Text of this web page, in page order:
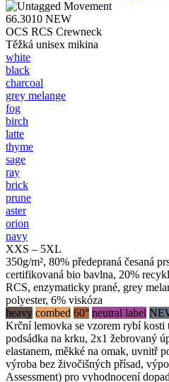
66.3010 NEW
OCS RCS Crewneck
Těžká unisex mikina
white
black
charcoal
grey melange
fog
birch
latte
thyme
sage
ray
brick
prune
aster
orion
navy
XXS – 5XL
350g/m², 80% předepraná česaná
certifikovaná bio bavlna, 20%
RCS, enzymaticky prané, grey
polyester, 6% viskóza
heavy combed 60° neutral label
Krční lemovka se vzorem rybí kosti
podsádka na krku, 2x1 žebrovaný
elastanem, měkké na omak, uvnitř
výroba bez živočišných přísad,
Assessment) pro vyhodnocení